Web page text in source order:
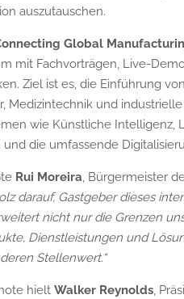
auszutauschen.
Global
mit Fachvorträgen, Live-
Ziel ist es, die Einführung
Medizintechnik und
wie Künstliche Intelligenz,
die umfassende
Rui Moreira, Bürgermeister
darauf, Gastgeber dieses
nicht nur die Grenzen
Dienstleistungen und
Stellenwert.“
hielt Walker Reynolds,